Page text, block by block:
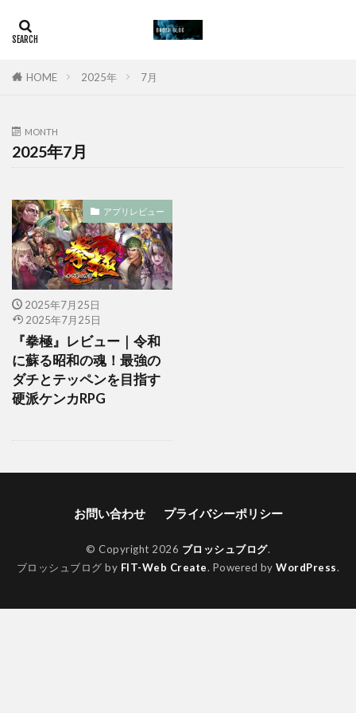
HOME 2025年 7月
MONTH
2025年7月
アプリレビュー
2025年7月25日
2025年7月25日
『拳極』レビュー｜令和
に蘇る昭和の魂！最強の
ダチとテッペンを目指す
硬派ケンカRPG
お問い合わせ プライバシーポリシー
© Copyright 2026 ブロッシュブログ.
ブロッシュブログ by FIT-Web Create. Powered byWordPress.